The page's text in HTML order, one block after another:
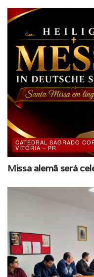
fortalecendo a missão
acompanhamento das
Com a nova
propósito de promover
cristãos no seio das
fortalecimento da
Membro da
FOTOS:
CATEDRAL SAGRADO
VITÓRIA – PR
Missa alemã será